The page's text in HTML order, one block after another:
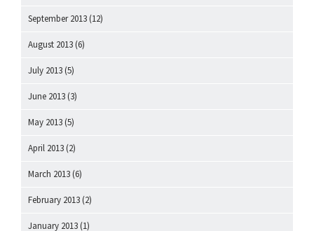
September 2013 (12)
August 2013 (6)
July 2013 (5)
June 2013 (3)
May 2013 (5)
April 2013 (2)
March 2013 (6)
February 2013 (2)
January 2013 (1)